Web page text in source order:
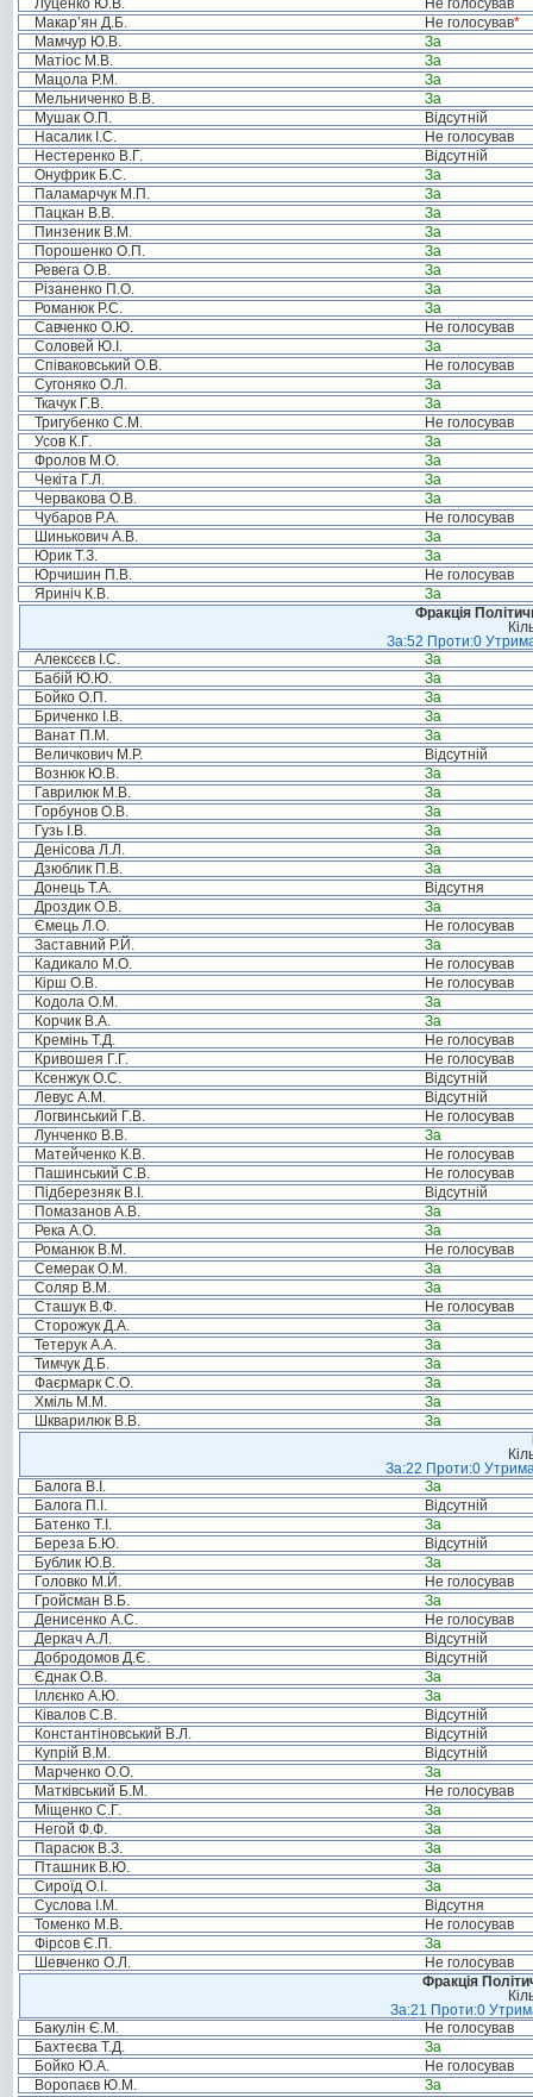
Луценко Ю.В.
Не голосував
Макар’ян Д.Б.
Не голосував*
Мамчур Ю.В.
За
Матіос М.В.
За
Мацола Р.М.
За
Мельниченко В.В.
За
Мушак О.П.
Відсутній
Насалик І.С.
Не голосував
Нестеренко В.Г.
Відсутній
Онуфрик Б.С.
За
Паламарчук М.П.
За
Пацкан В.В.
За
Пинзеник В.М.
За
Порошенко О.П.
За
Ревега О.В.
За
Різаненко П.О.
За
Романюк Р.С.
За
Савченко О.Ю.
Не голосував
Соловей Ю.І.
За
Співаковський О.В.
Не голосував
Сугоняко О.Л.
За
Ткачук Г.В.
За
Тригубенко С.М.
Не голосував
Усов К.Г.
За
Фролов М.О.
За
Чекіта Г.Л.
За
Червакова О.В.
За
Чубаров Р.А.
Не голосував
Шинькович А.В.
За
Юрик Т.З.
За
Юрчишин П.В.
Не голосував
Яриніч К.В.
За
Фракція
За:52 Проти:0
Алексєєв І.С.
За
Бабій Ю.Ю.
За
Бойко О.П.
За
Бриченко І.В.
За
Ванат П.М.
За
Величкович М.Р.
Відсутній
Вознюк Ю.В.
За
Гаврилюк М.В.
За
Горбунов О.В.
За
Гузь І.В.
За
Денісова Л.Л.
За
Дзюблик П.В.
За
Донець Т.А.
Відсутня
Дроздик О.В.
За
Ємець Л.О.
Не голосував
Заставний Р.Й.
За
Кадикало М.О.
Не голосував
Кірш О.В.
Не голосував
Кодола О.М.
За
Корчик В.А.
За
Кремінь Т.Д.
Не голосував
Кривошея Г.Г.
Не голосував
Ксенжук О.С.
Відсутній
Левус А.М.
Відсутній
Логвинський Г.В.
Не голосував
Лунченко В.В.
За
Матейченко К.В.
Не голосував
Пашинський С.В.
Не голосував
Підберезняк В.І.
Відсутній
Помазанов А.В.
За
Река А.О.
За
Романюк В.М.
Не голосував
Семерак О.М.
За
Соляр В.М.
За
Сташук В.Ф.
Не голосував
Сторожук Д.А.
За
Тетерук А.А.
За
Тимчук Д.Б.
За
Фаєрмарк С.О.
За
Хміль М.М.
За
Шкварилюк В.В.
За
За:22 Проти:0
Балога В.І.
За
Балога П.І.
Відсутній
Батенко Т.І.
За
Береза Б.Ю.
Відсутній
Бублик Ю.В.
За
Головко М.Й.
Не голосував
Гройсман В.Б.
За
Денисенко А.С.
Не голосував
Деркач А.Л.
Відсутній
Добродомов Д.Є.
Відсутній
Єднак О.В.
За
Іллєнко А.Ю.
За
Ківалов С.В.
Відсутній
Константіновський В.Л.
Відсутній
Купрій В.М.
Відсутній
Марченко О.О.
За
Матківський Б.М.
Не голосував
Міщенко С.Г.
За
Негой Ф.Ф.
За
Парасюк В.З.
За
Пташник В.Ю.
За
Сироїд О.І.
За
Суслова І.М.
Відсутня
Томенко М.В.
Не голосував
Фірсов Є.П.
За
Шевченко О.Л.
Не голосував
Фракція
За:21 Проти:0
Бакулін Є.М.
Не голосував
Бахтеєва Т.Д.
За
Бойко Ю.А.
Не голосував
Воропаєв Ю.М.
За